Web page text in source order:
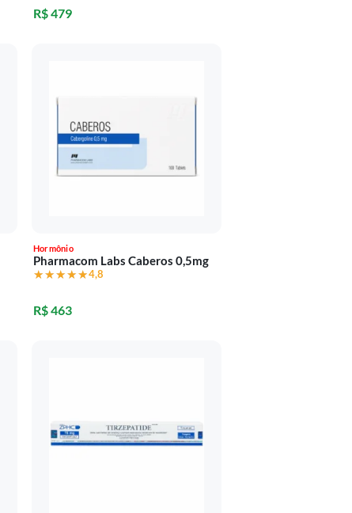
R$ 479
Hormônio
Pharmacom Labs Caberos 0,5mg
★★★★★
★★★★★4,8
R$ 463